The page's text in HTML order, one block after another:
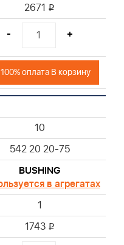
2671 i
- +
оплата В корзину
10
542 20 20-75
BUSHING
в агрегатах
1
1743 i